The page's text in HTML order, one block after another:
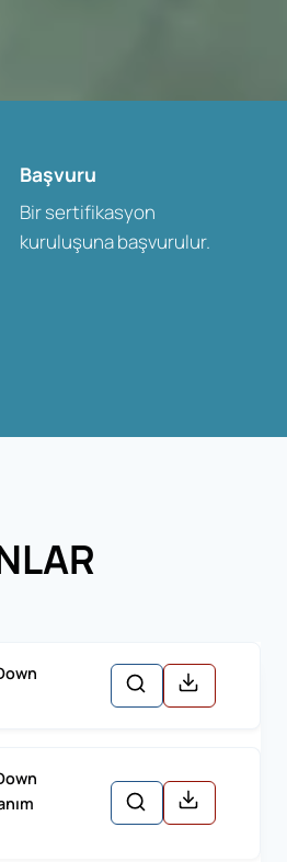
Başvuru
Bir sertifikasyon
kuruluşuna başvurulur.